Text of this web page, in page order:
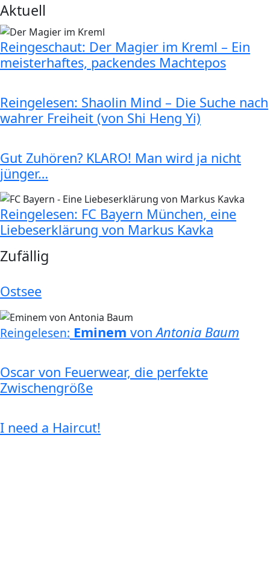
Aktuell
Reingeschaut: Der Magier im Kreml – Ein
meisterhaftes, packendes Machtepos
Reingelesen: Shaolin Mind – Die Suche nach
wahrer Freiheit (von Shi Heng Yi)
Gut Zuhören? KLARO! Man wird ja nicht
jünger…
Reingelesen: FC Bayern München, eine
Liebeserklärung von Markus Kavka
Zufällig
Ostsee
Reingelesen: Eminem vonAntonia Baum
Oscar von Feuerwear, die perfekte
Zwischengröße
I need a Haircut!